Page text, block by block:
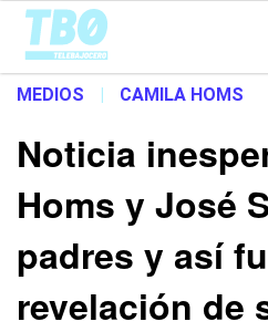
Cargando...
MEDIOS | CAMILA HOMS
Noticia
Homs y José
padres y así
revelación de